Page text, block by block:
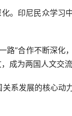
印尼民众学习
”合作不断深化
成为两国人文交流
系发展的核心动